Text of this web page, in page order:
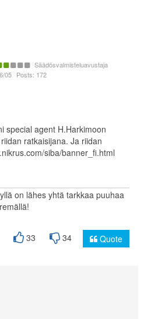
Säädösvalmisteluavustaja
05 Posts: 172
special agent H.Harkimoon
ratkaisijana. Ja riidan
siba/banner_fi.html
on lähes yhtä tarkkaa puuhaa
33 34 Quote